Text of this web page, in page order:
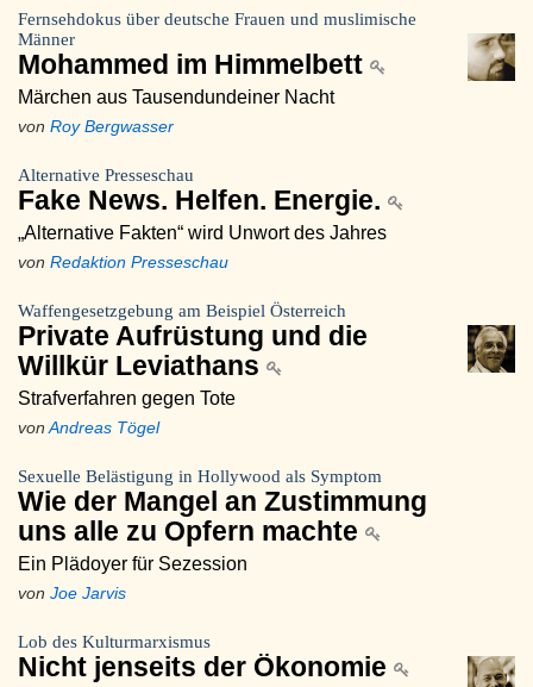
Fernsehdokus über deutsche Frauen und muslimische
Männer
Mohammed im Himmelbett
Märchen aus Tausendundeiner Nacht
von Roy Bergwasser
Alternative Presseschau
Fake News. Helfen. Energie.
„Alternative Fakten“ wird Unwort des Jahres
von Redaktion Presseschau
Waffengesetzgebung am Beispiel Österreich
Private Aufrüstung und die
Willkür Leviathans
Strafverfahren gegen Tote
von Andreas Tögel
Sexuelle Belästigung in Hollywood als Symptom
Wie der Mangel an Zustimmung
uns alle zu Opfern machte
Ein Plädoyer für Sezession
von Joe Jarvis
Lob des Kulturmarxismus
Nicht jenseits der Ökonomie